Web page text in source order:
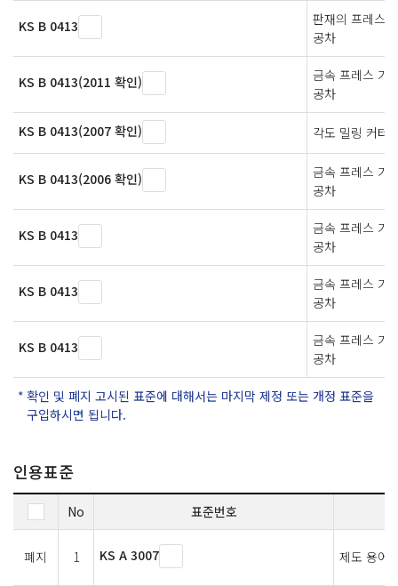
KS B 0413
판재의 프레스
공차
KS B 0413(2011 확인)
금속 프레스 가
공차
KS B 0413(2007 확인) 각도 밀링 커터
KS B 0413(2006 확인)
금속 프레스 가
공차
KS B 0413
금속 프레스 가
공차
KS B 0413
금속 프레스 가
공차
KS B 0413
금속 프레스 가
공차
확인 및 폐지 고시된 표준에 대해서는 마지막 제정 또는 개정 표준을
구입하시면 됩니다.
인용표준
No 표준번호
폐지 1 KS A 3007 제도 용어